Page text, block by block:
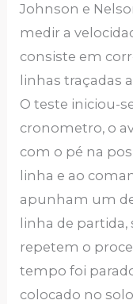
Johnson e
medir a
consiste em
linhas traçadas
O teste iniciou-
cronometro, o
com o pé na
linha e ao
apunham um
linha de
repetem o
tempo foi
colocado no